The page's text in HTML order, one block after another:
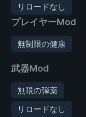
リロードなし
プレイヤーMod
無制限の健康
武器Mod
無限の弾薬
リロードなし